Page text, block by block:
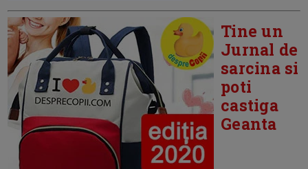
Tine un
Jurnal de
sarcina si
poti
castiga
Geanta